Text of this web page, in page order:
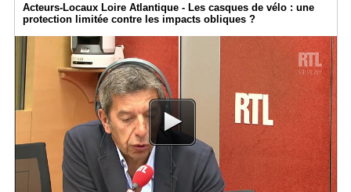
Acteurs-Locaux Loire Atlantique - Les casques de vélo : une
protection limitée contre les impacts obliques ?